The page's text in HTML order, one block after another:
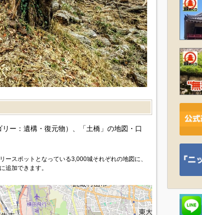
ー：遺構・復元物）、「土橋」の地図・口
ースポットとなっている3,000城それぞれの地図に、
追加できます。